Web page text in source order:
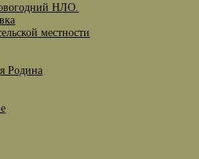
НЛО.
местности
Родина